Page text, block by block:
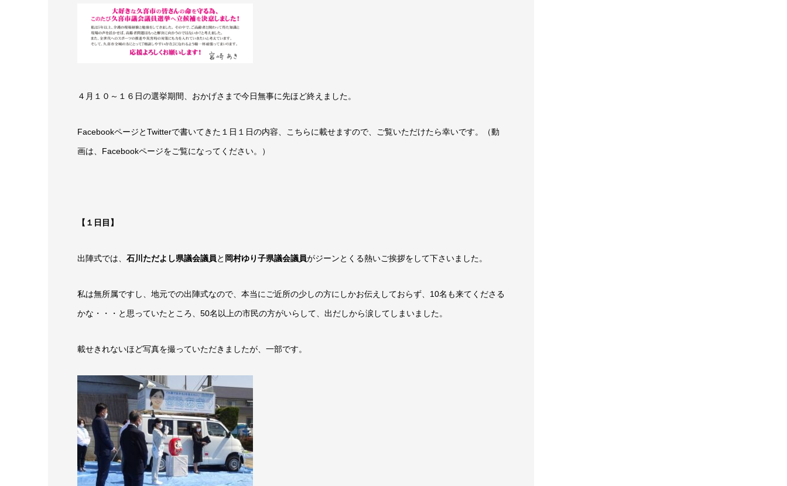
４月１０～１６日の選挙期間、おかげさまで今日無事に先ほど終えました。
FacebookページとTwitterで書いてきた１日１日の内容、こちらに載せますので、ご覧いただけたら幸いです。（動
画は、Facebookページをご覧になってください。）
【１日目】
出陣式では、 石川ただよし県議会議員と 岡村ゆり子県議会議員がジーンとくる熱いご挨拶をして下さいました。
私は無所属ですし、地元での出陣式なので、本当にご近所の少しの方にしかお伝えしておらず、10名も来てくださる
かな・・・と思っていたところ、50名以上の市民の方がいらして、出だしから涙してしまいました。
載せきれないほど写真を撮っていただきましたが、一部です。